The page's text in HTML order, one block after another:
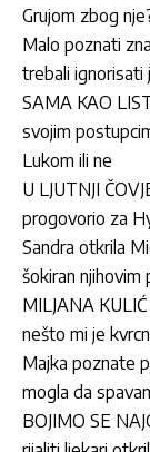
Grujom zbog
Malo poznati
trebali ignorisati
SAMA KAO
svojim
Lukom ili ne
U LJUTNJI
progovorio za
Sandra otkrila
šokiran njihovim
MILJANA
nešto mi je
Majka poznate
mogla da
BOJIMO SE